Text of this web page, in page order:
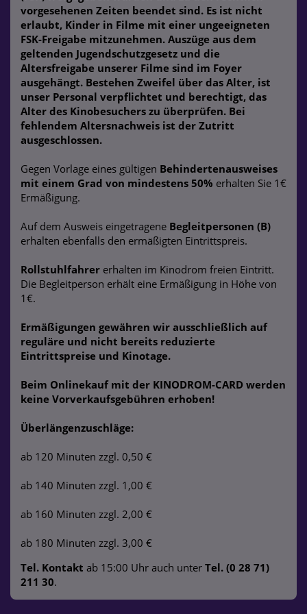
vorgesehenen Zeiten beendet sind. Es ist nicht
erlaubt, Kinder in Filme mit einer ungeeigneten
FSK-Freigabe mitzunehmen. Auszüge aus dem
geltenden Jugendschutzgesetz und die
Altersfreigabe unserer Filme sind im Foyer
ausgehängt. Bestehen Zweifel über das Alter, ist
unser Personal verpflichtet und berechtigt, das
Alter des Kinobesuchers zu überprüfen. Bei
fehlendem Altersnachweis ist der Zutritt
ausgeschlossen.
Gegen Vorlage eines gültigen Behindertenausweises
mit einem Grad von mindestens 50% erhalten Sie 1€
Ermäßigung.
Auf dem Ausweis eingetragene Begleitpersonen (B)
erhalten ebenfalls den ermäßigten Eintrittspreis.
Rollstuhlfahrer erhalten im Kinodrom freien Eintritt.
Die Begleitperson erhält eine Ermäßigung in Höhe von
1€.
Ermäßigungen gewähren wir ausschließlich auf
reguläre und nicht bereits reduzierte
Eintrittspreise und Kinotage.
Beim Onlinekauf mit der KINODROM-CARD werden
keine Vorverkaufsgebühren erhoben!
Überlängenzuschläge:
ab 120 Minuten zzgl. 0,50 €
ab 140 Minuten zzgl. 1,00 €
ab 160 Minuten zzgl. 2,00 €
ab 180 Minuten zzgl. 3,00 €
Tel. Kontakt ab 15:00 Uhr auch unter Tel. (0 28 71)
211 30.